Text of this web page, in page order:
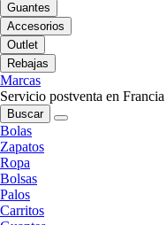
Guantes
Accesorios
Outlet
Rebajas
Marcas
Servicio postventa en Francia
Buscar
Bolas
Zapatos
Ropa
Bolsas
Palos
Carritos